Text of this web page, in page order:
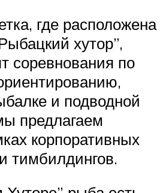
где расположена
хутор”,
соревнования по
и подводной
предлагаем
корпоративных
тимбилдингов.